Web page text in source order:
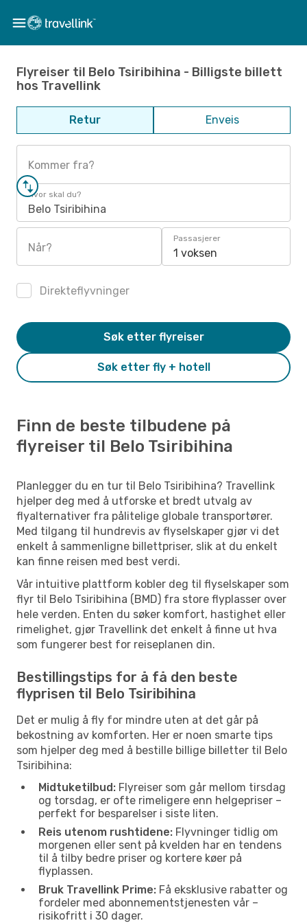
Flyreiser til Belo Tsiribihina - Billigste billett
hos Travellink
Retur Enveis
Kommer fra?
Hvor skal du?
Belo Tsiribihina
Når?
Passasjerer
1 voksen
Direkteflyvninger
Søk etter fly + hotell
Søk etter flyreiser
Finn de beste tilbudene på
flyreiser til Belo Tsiribihina
Planlegger du en tur til Belo Tsiribihina? Travellink
hjelper deg med å utforske et bredt utvalg av
flyalternativer fra pålitelige globale transportører.
Med tilgang til hundrevis av flyselskaper gjør vi det
enkelt å sammenligne billettpriser, slik at du enkelt
kan finne reisen med best verdi.
Vår intuitive plattform kobler deg til flyselskaper som
flyr til Belo Tsiribihina (BMD) fra store flyplasser over
hele verden. Enten du søker komfort, hastighet eller
rimelighet, gjør Travellink det enkelt å finne ut hva
som fungerer best for reiseplanen din.
Bestillingstips for å få den beste
flyprisen til Belo Tsiribihina
Det er mulig å fly for mindre uten at det går på
bekostning av komforten. Her er noen smarte tips
som hjelper deg med å bestille billige billetter til Belo
Tsiribihina:
Midtuketilbud: Flyreiser som går mellom tirsdag
og torsdag, er ofte rimeligere enn helgepriser –
perfekt for besparelser i siste liten.
Reis utenom rushtidene: Flyvninger tidlig om
morgenen eller sent på kvelden har en tendens
til å tilby bedre priser og kortere køer på
flyplassen.
Bruk Travellink Prime: Få eksklusive rabatter og
fordeler med abonnementstjenesten vår –
risikofritt i 30 dager.